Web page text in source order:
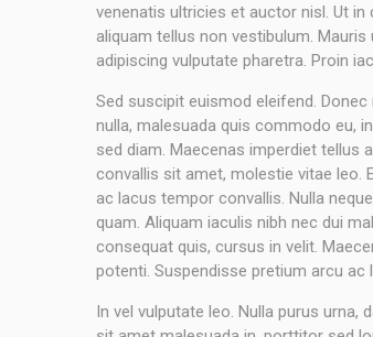
venenatis ultricies et auctor nisl. Ut
aliquam tellus non vestibulum.
adipiscing vulputate pharetra. Proin
Sed suscipit euismod eleifend.
nulla, malesuada quis commodo eu,
sed diam. Maecenas imperdiet tellus
convallis sit amet, molestie vitae leo.
ac lacus tempor convallis. Nulla
quam. Aliquam iaculis nibh nec dui
consequat quis, cursus in velit.
potenti. Suspendisse pretium arcu
In vel vulputate leo. Nulla purus urna,